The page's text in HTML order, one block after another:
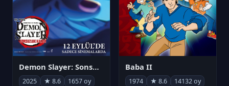
Demon Slayer: Sonsuzluk Kalesi
2025 ★ 8.6 1657 oy
Baba II
1974 ★ 8.6 14132 oy